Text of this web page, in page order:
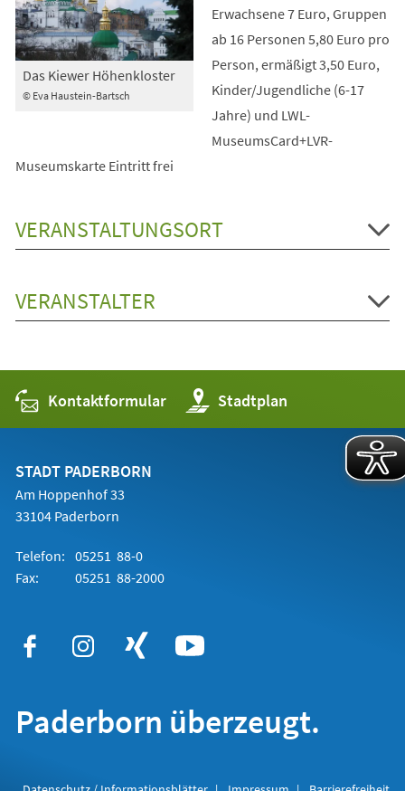
© Eva Haustein-Bartsch
Das Kiewer Höhenkloster
Erwachsene 7 Euro, Gruppen
ab 16 Personen 5,80 Euro pro
Person, ermäßigt 3,50 Euro,
Kinder/Jugendliche (6-17
Jahre) und LWL-
MuseumsCard+LVR-
Museumskarte Eintritt frei
VERANSTALTUNGSORT
VERANSTALTER
Kontaktformular Stadtplan
(Öffnet
in
einem
STADT PADERBORN
Am Hoppenhof 33
33104 Paderborn
Telefon: 05251 88-0
Fax:
05251 88-2000
Paderborn überzeugt.